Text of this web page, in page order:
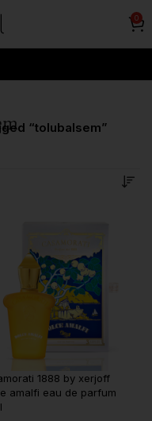
0
“tolubalsem”
1888 by xerjoff
amalfi eau de parfum